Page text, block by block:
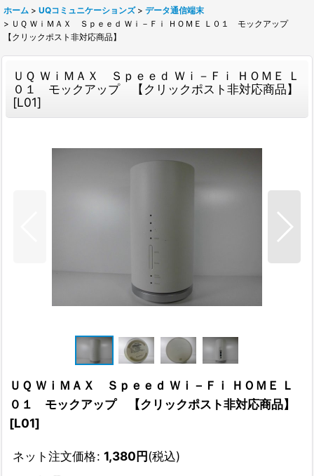
ホーム > UQコミュニケーションズ > データ通信端末
> ＵＱ ＷｉＭＡＸ Ｓｐｅｅｄ Ｗｉ－Ｆｉ ＨＯＭＥ Ｌ０１ モックアップ
【クリックポスト非対応商品】
ＵＱ ＷｉＭＡＸ Ｓｐｅｅｄ Ｗｉ－Ｆｉ ＨＯＭＥ Ｌ
０１ モックアップ 【クリックポスト非対応商品】
[L01]
ＵＱ ＷｉＭＡＸ Ｓｐｅｅｄ Ｗｉ－Ｆｉ ＨＯＭＥ Ｌ
０１ モックアップ 【クリックポスト非対応商品】
[L01]
ネット注文価格: 1,380円(税込)